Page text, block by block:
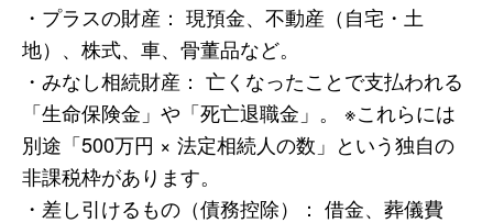
・プラスの財産： 現預金、不動産（自宅・土
地）、株式、車、骨董品など。
・みなし相続財産： 亡くなったことで支払われる
「生命保険金」や「死亡退職金」。 ※これらには
別途「500万円 × 法定相続人の数」という独自の
非課税枠があります。
・差し引けるもの（債務控除）： 借金、葬儀費